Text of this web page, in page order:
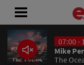
07:00 -
Mike
The
ACASĂ